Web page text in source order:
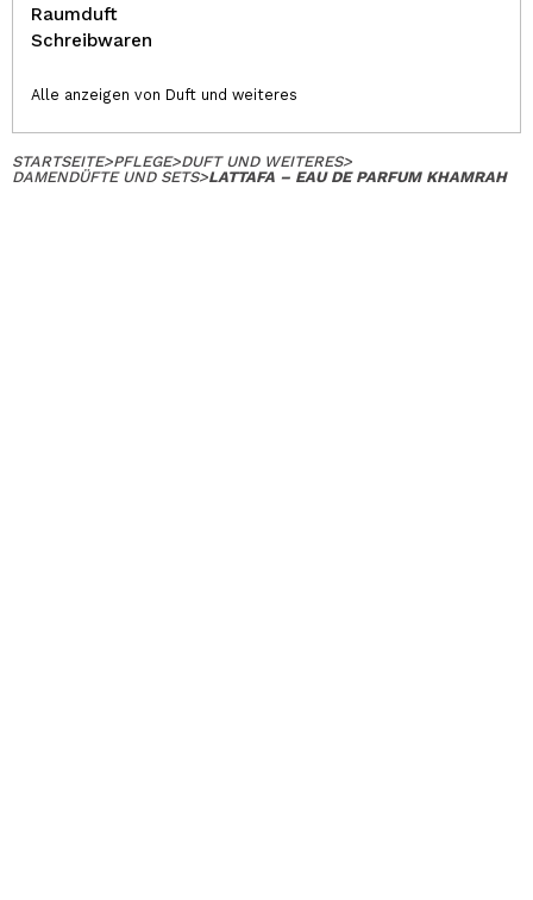
Raumduft
Schreibwaren
Alle anzeigen von Duft und weiteres
STARTSEITE>PFLEGE>DUFT UND WEITERES>
DAMENDÜFTE UND SETS>LATTAFA – EAU DE PARFUM KHAMRAH